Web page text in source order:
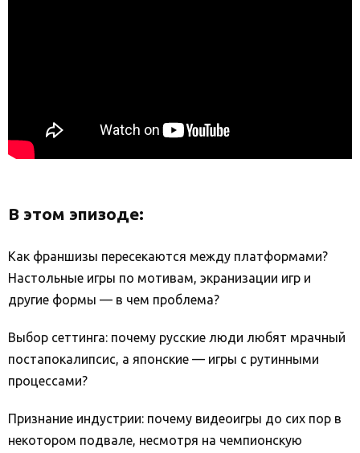
В этом эпизоде:
Как франшизы пересекаются между платформами?
Настольные игры по мотивам, экранизации игр и
другие формы — в чем проблема?
Выбор сеттинга: почему русские люди любят мрачный
постапокалипсис, а японские — игры с рутинными
процессами?
Признание индустрии: почему видеоигры до сих пор в
некотором подвале, несмотря на чемпионскую